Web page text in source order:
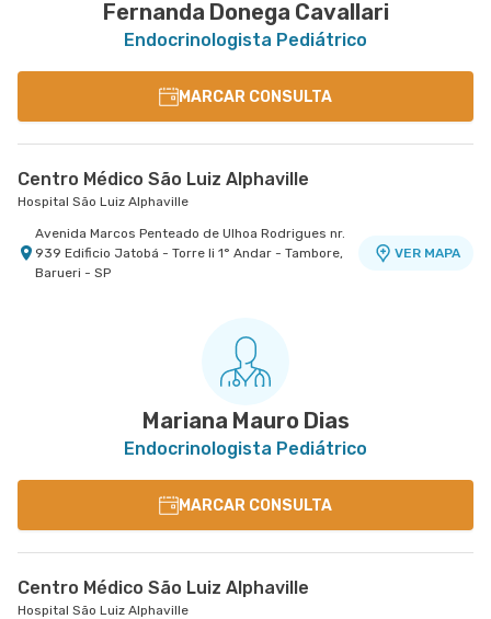
Fernanda Donega Cavallari
Endocrinologista Pediátrico
MARCAR CONSULTA
Centro Médico São Luiz Alphaville
Hospital São Luiz Alphaville
Avenida Marcos Penteado de Ulhoa Rodrigues nr.
939 Edificio Jatobá - Torre Ii 1° Andar - Tambore,
Barueri - SP
VER MAPA
Mariana Mauro Dias
Endocrinologista Pediátrico
MARCAR CONSULTA
Centro Médico São Luiz Alphaville
Hospital São Luiz Alphaville